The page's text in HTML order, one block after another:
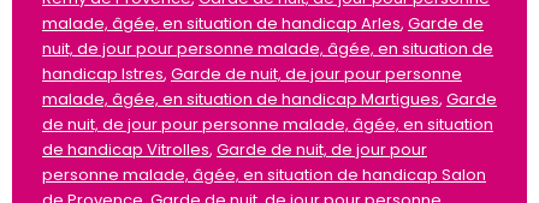
malade, âgée, en situation de handicap Arles, Garde de
nuit, de jour pour personne malade, âgée, en situation de
handicap Istres, Garde de nuit, de jour pour personne
malade, âgée, en situation de handicap Martigues, Garde
de nuit, de jour pour personne malade, âgée, en situation
de handicap Vitrolles, Garde de nuit, de jour pour
personne malade, âgée, en situation de handicap Salon